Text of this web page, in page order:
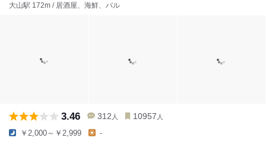
大山駅 172m / 居酒屋、海鮮、バル
3.46 312 人 10957 人
￥2,000～￥2,999 -